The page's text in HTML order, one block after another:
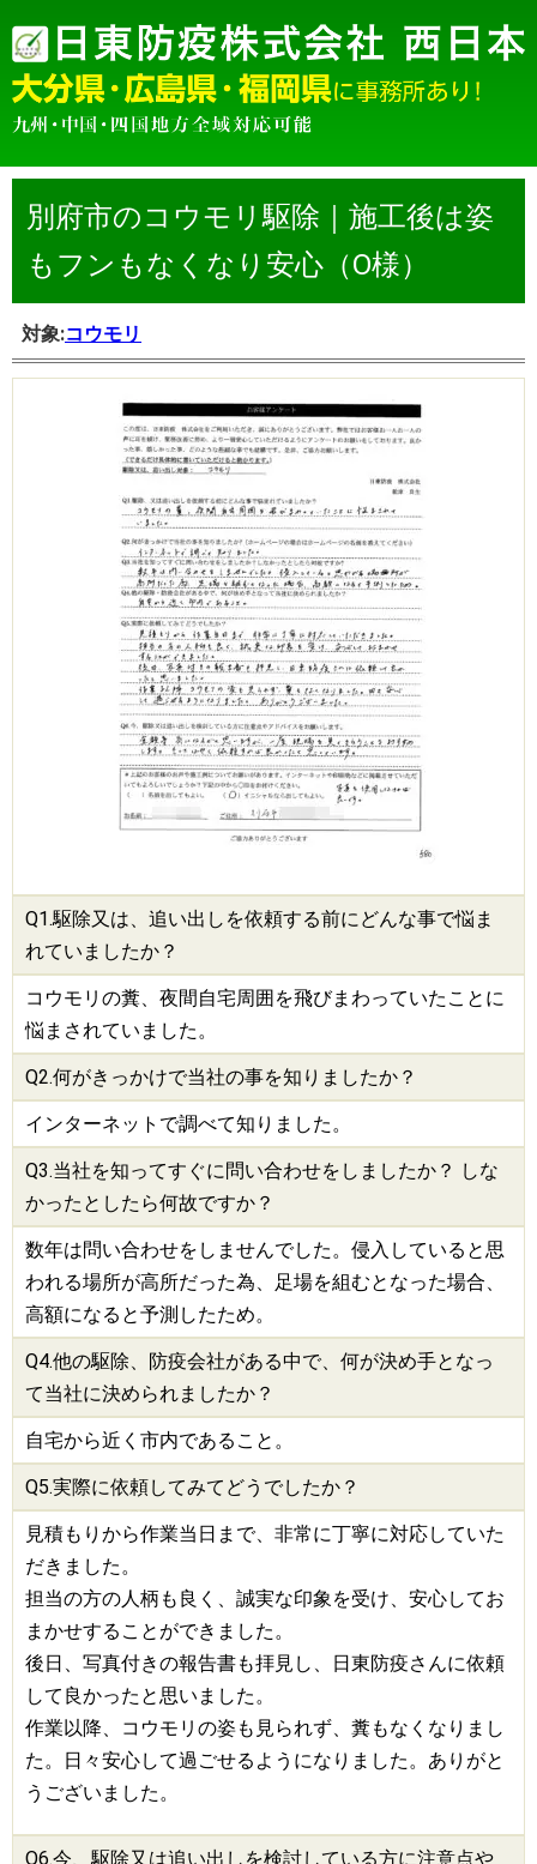
別府市のコウモリ駆除｜施工後は姿
もフンもなくなり安心（O様）
対象:コウモリ
Q1.駆除又は、追い出しを依頼する前にどんな事で悩ま
れていましたか？
コウモリの糞、夜間自宅周囲を飛びまわっていたことに
悩まされていました。
Q2.何がきっかけで当社の事を知りましたか？
インターネットで調べて知りました。
Q3.当社を知ってすぐに問い合わせをしましたか？ しな
かったとしたら何故ですか？
数年は問い合わせをしませんでした。侵入していると思
われる場所が高所だった為、足場を組むとなった場合、
高額になると予測したため。
Q4.他の駆除、 防疫会社がある中で、何が決め手となっ
て当社に決められましたか？
自宅から近く市内であること。
Q5.実際に依頼してみてどうでしたか？
見積もりから作業当日まで、非常に丁寧に対応していた
だきました。
担当の方の人柄も良く、誠実な印象を受け、安心してお
まかせすることができました。
後日、写真付きの報告書も拝見し、日東防疫さんに依頼
して良かったと思いました。
作業以降、コウモリの姿も見られず、糞もなくなりまし
た。日々安心して過ごせるようになりました。ありがと
うございました。
Q6.今、駆除又は追い出しを検討している方に注意点や